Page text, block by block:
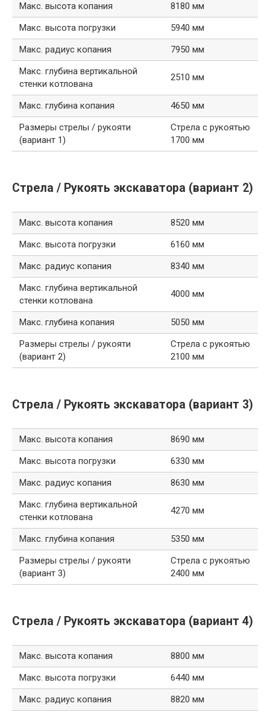
Макс. высота копания
8180 мм
Макс. высота погрузки
5940 мм
Макс. радиус копания
7950 мм
Макс. глубина вертикальной
стенки котлована
2510 мм
Макс. глубина копания
4650 мм
Размеры стрелы / рукояти
(вариант 1)
Стрела с рукоятью
1700 мм
Стрела / Рукоять экскаватора (вариант 2)
Макс. высота копания
8520 мм
Макс. высота погрузки
6160 мм
Макс. радиус копания
8340 мм
Макс. глубина вертикальной
стенки котлована
4000 мм
Макс. глубина копания
5050 мм
Размеры стрелы / рукояти
(вариант 2)
Стрела с рукоятью
2100 мм
Стрела / Рукоять экскаватора (вариант 3)
Макс. высота копания
8690 мм
Макс. высота погрузки
6330 мм
Макс. радиус копания
8630 мм
Макс. глубина вертикальной
стенки котлована
4270 мм
Макс. глубина копания
5350 мм
Размеры стрелы / рукояти
(вариант 3)
Стрела с рукоятью
2400 мм
Стрела / Рукоять экскаватора (вариант 4)
Макс. высота копания
8800 мм
Макс. высота погрузки
6440 мм
Макс. радиус копания
8820 мм